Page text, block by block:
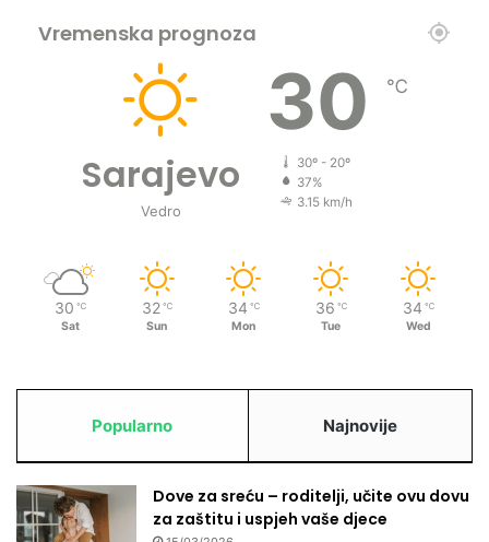
a
Vremenska prognoza
Sarajevo
Vedro
30 ℃
30º - 20º
37%
3.15 km/h
30 ℃
Sat
32 ℃
Sun
34 ℃
Mon
36 ℃
Tue
34 ℃
Wed
Popularno Najnovije
Dove za sreću – roditelji, učite ovu dovu
za zaštitu i uspjeh vaše djece